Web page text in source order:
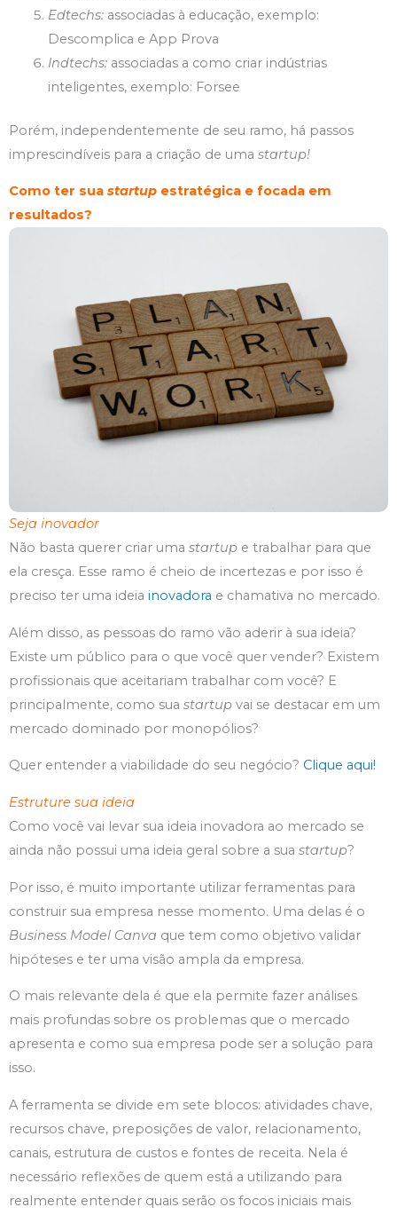
Edtechs:associadas à educação, exemplo:
Descomplica e App Prova
Indtechs:associadas a como criar indústrias
inteligentes, exemplo: Forsee
Porém, independentemente de seu ramo, há passos
imprescindíveis para a criação de uma startup!
Como ter sua startup estratégica e focada em
resultados?
Seja inovador
Não basta querer criar uma startup e trabalhar para que
ela cresça. Esse ramo é cheio de incertezas e por isso é
preciso ter uma ideia inovadora e chamativa no mercado.
Além disso, as pessoas do ramo vão aderir à sua ideia?
Existe um público para o que você quer vender? Existem
profissionais que aceitariam trabalhar com você? E
principalmente, como sua startup vai se destacar em um
mercado dominado por monopólios?
Quer entender a viabilidade do seu negócio? Clique aqui!
Estruture sua ideia
Como você vai levar sua ideia inovadora ao mercado se
ainda não possui uma ideia geral sobre a sua startup?
Por isso, é muito importante utilizar ferramentas para
construir sua empresa nesse momento. Uma delas é o
Business Model Canva que tem como objetivo validar
hipóteses e ter uma visão ampla da empresa.
O mais relevante dela é que ela permite fazer análises
mais profundas sobre os problemas que o mercado
apresenta e como sua empresa pode ser a solução para
isso.
A ferramenta se divide em sete blocos: atividades chave,
recursos chave, preposições de valor, relacionamento,
canais, estrutura de custos e fontes de receita. Nela é
necessário reflexões de quem está a utilizando para
realmente entender quais serão os focos iniciais mais